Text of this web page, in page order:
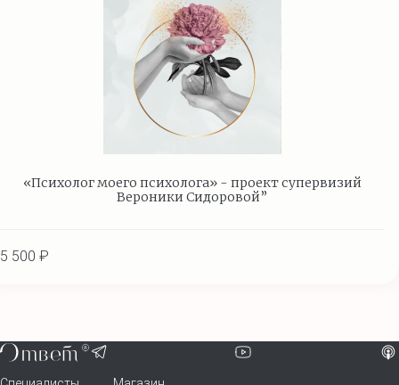
«Психолог моего психолога» - проект супервизий
Вероники Сидоровой”
5 500 ₽